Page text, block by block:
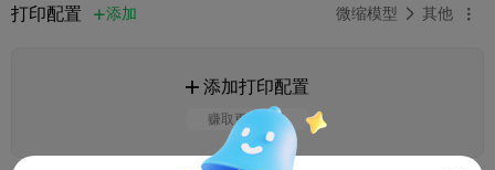
打印配置 添加 微缩模型  其他 
 添加打印配置
赚取更多积分